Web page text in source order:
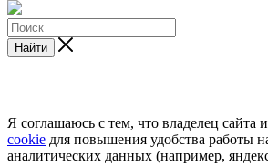
Найти
Я соглашаюсь с тем, что владелец сайта
cookie для повышения удобства работы
аналитических данных (например,